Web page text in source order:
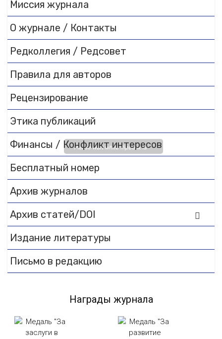
Please wait while flipbook is
FAQs and issues please refer
Flipbook Plugin Help
Миссия журнала
О журнале / Контакты
Редколлегия / Редсовет
Правила для авторов
Рецензирование
Этика публикаций
Финансы / Конфликт интересов
Бесплатный номер
Архив журналов
Архив статей/DOI
Издание литературы
Письмо в редакцию
Награды журнала